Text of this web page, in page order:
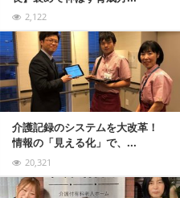
2,122
介護記録のシステムを大改革！
情報の「見える化」で、...
20,321